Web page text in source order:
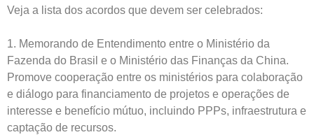
Veja a lista dos acordos que devem ser celebrados:
1. Memorando de Entendimento entre o Ministério da
Fazenda do Brasil e o Ministério das Finanças da China.
Promove cooperação entre os ministérios para colaboração
e diálogo para financiamento de projetos e operações de
interesse e benefício mútuo, incluindo PPPs, infraestrutura e
captação de recursos.